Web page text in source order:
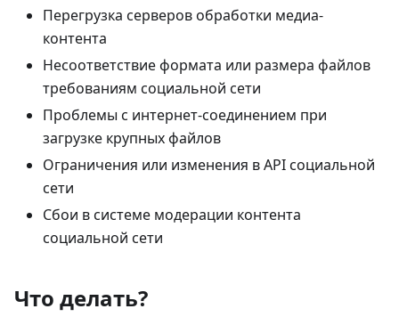
Перегрузка серверов обработки медиа-
контента
Несоответствие формата или размера файлов
требованиям социальной сети
Проблемы с интернет-соединением при
загрузке крупных файлов
Ограничения или изменения в API социальной
сети
Сбои в системе модерации контента
социальной сети
Что делать?